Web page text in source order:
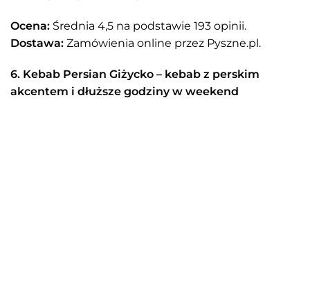
Ocena: Średnia 4,5 na podstawie 193 opinii.
Dostawa: Zamówienia online przez Pyszne.pl.
6. Kebab Persian Giżycko – kebab z perskim
akcentem i dłuższe godziny w weekend